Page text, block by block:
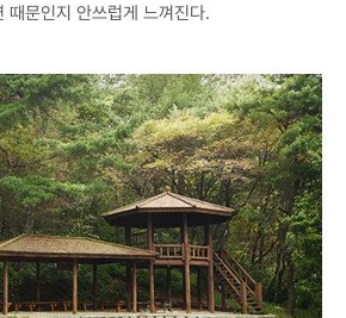
때문인지 안쓰럽게 느껴진다.